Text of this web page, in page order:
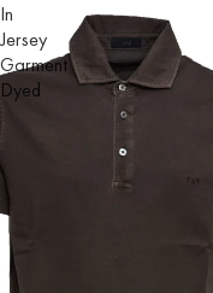
In
Jersey
Garment
Dyed